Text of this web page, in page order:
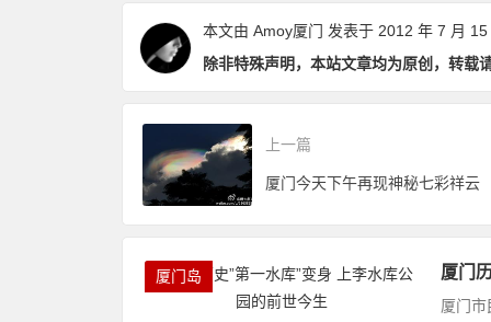
本文由 Amoy厦门 发表于 2012 年 7 月 15
除非特殊声明，本站文章均为原创，转载
上一篇
厦门今天下午再现神秘七彩祥云
厦门岛 厦门
厦门